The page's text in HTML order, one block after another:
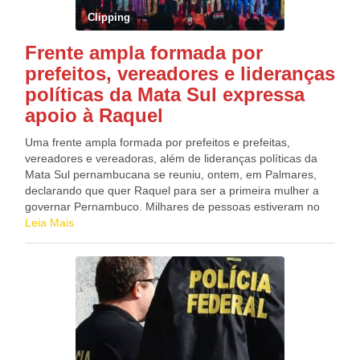
teleatendimento (116), site oficial e nas tradicionais lojas de
atendimento. Didi Galvão
Sampaio. Após todo o trajeto, a cavalga termina no ponto de
partida, onde haverá celebração de Missa encerrando os
Alvinho Patriota
Clipping
Frente ampla formada por
prefeitos, vereadores e lideranças
políticas da Mata Sul expressa
apoio à Raquel
Uma frente ampla formada por prefeitos e prefeitas,
vereadores e vereadoras, além de lideranças políticas da
Mata Sul pernambucana se reuniu, ontem, em Palmares,
declarando que quer Raquel para ser a primeira mulher a
governar Pernambuco. Milhares de pessoas estiveram no
evento apoiando o projeto com mais de 100 lideranças
grupo formalizou o apoio e expressou demandas da Mata
Sul através da Carta de Proposições, Compromisso e
Valorização com a região. Júnior de Beto, prefeito de
Palmares (PP); Dona Graça, prefeita de Catende (PSDB);
Álvaro Porto Filho, prefeito de Quipapá (PSDB); Dayse
Juliana, prefeita de Primavera (PSB); Fátima Borba
(Republicanos), prefeita de Cortês; Dr. Leandro (PL),
Leia Mais